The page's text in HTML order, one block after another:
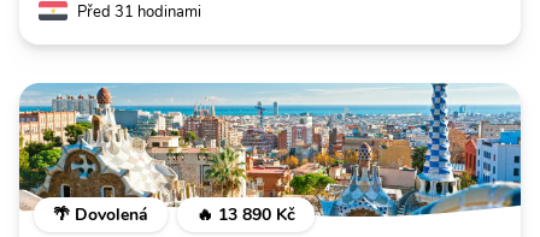
Před 31 hodinami
🌴 Dovolená 🔥 13 890 Kč